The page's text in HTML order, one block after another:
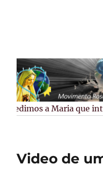
Guarapuava/
Pedimos a Maria que
Video de